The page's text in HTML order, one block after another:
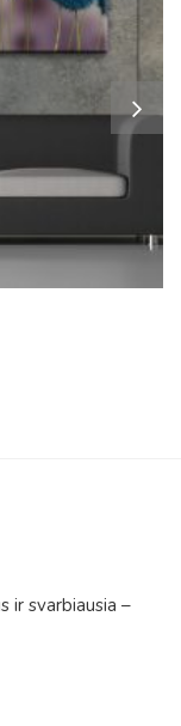
ir svarbiausia –